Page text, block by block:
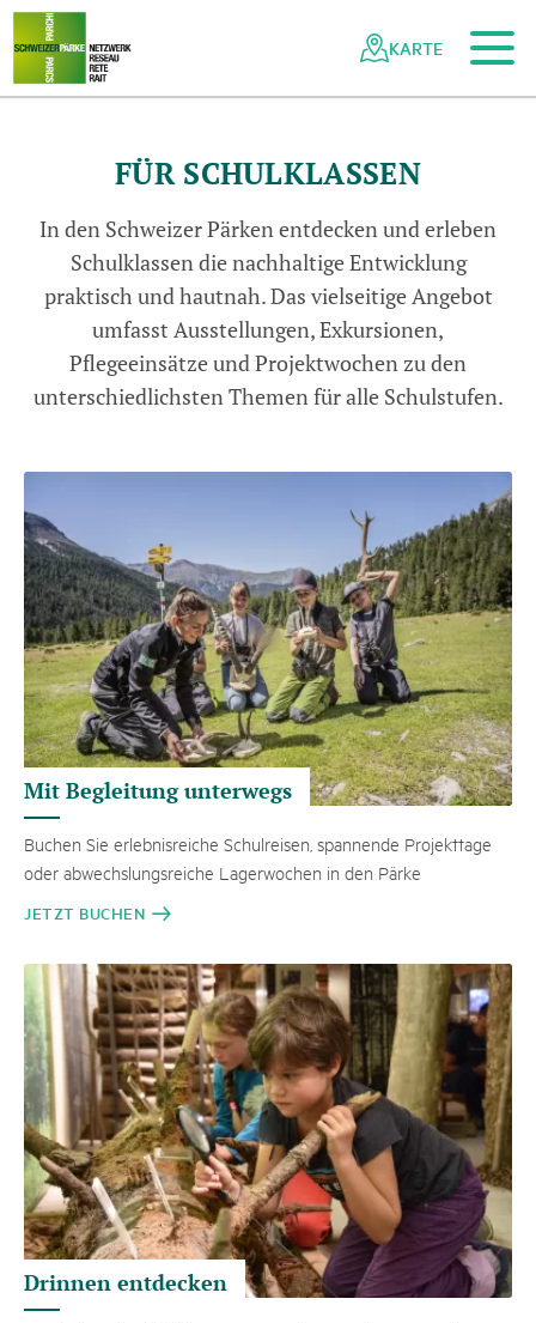
Navigieren
Netzwerk
Schweizer
Schnellnavigation
Zum Hauptinhalt
Zur mobilen Navigation
Zur Suche
Zum Fussbereich
Zur Sitemap
KARTE
©
N
a
t
u
r
p
a
r
k
D
i
e
m
t
i
g
t
a
l
/
R
a
h
e
l
M
a
z
e
n
a
u
er
FÜR SCHULKLASSEN
In den Schweizer Pärken entdecken und erleben
Schulklassen die nachhaltige Entwicklung
praktisch und hautnah. Das vielseitige Angebot
umfasst Ausstellungen, Exkursionen,
Pflegeeinsätze und Projektwochen zu den
unterschiedlichsten Themen für alle Schulstufen.
Mit Begleitung unterwegs
Buchen Sie erlebnisreiche Schulreisen, spannende Projekttage
oder abwechslungsreiche Lagerwochen in den Pärke
JETZT BUCHEN
Drinnen entdecken